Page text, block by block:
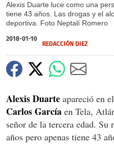
Alexis Duarte luce como una
tiene 43 años. Las drogas y el
deportiva. Foto Neptalí Romero
2018-01-10
REDACCIÓN DIEZ
Alexis Duarte apareció en
Carlos García en Tela,
señor de la tercera edad. Su
años pero apenas tiene 43